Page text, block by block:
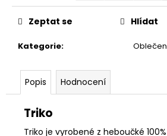
Kategorie:
Zeptat se Hlídat
Popis Hodnocení
Triko
Triko je vyrobené z heboučké